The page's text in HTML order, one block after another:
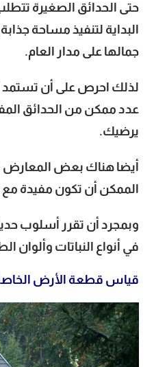
حتى الحدائق الصغيرة
البداية لتنفيذ مساحة
جمالها على مدار العام.
لذلك احرص على أن تستمد
عدد ممكن من الحدائق
يرضيك.
أيضا هناك بعض المعارض
الممكن أن تكون مفيدة مع
وبمجرد أن تقرر أسلوب
في أنواع النباتات وألوان
قياس قطعة الأرض